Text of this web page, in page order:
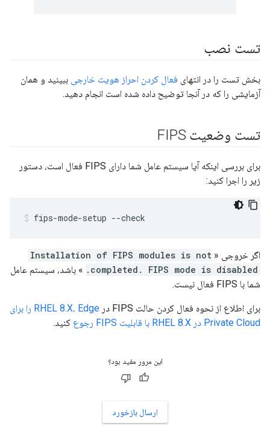
تست نصب
بخش تست را در انتهای فعال کردن احراز هویت خارجی ببینید و همان
آزمایشی را که در آنجا توضیح داده شده است انجام دهید.
تست وضعیت FIPS
برای بررسی اینکه آیا سیستم عامل شما دارای FIPS فعال است، دستور
زیر را اجرا کنید:
fips-mode-setup --check
اگر خروجی « Installation of FIPS modules is not
completed. FIPS mode is disabled.
» باشد، سیستم عامل
شما با FIPS فعال نیست.
برای اطلاع از نحوه فعال کردن حالت FIPS در
RHEL 8.X، Edge را برای
Private Cloud در RHEL 8.X با قابلیت FIPS رجوع
کنید.
این مرور مفید بود؟
ارسال بازخورد